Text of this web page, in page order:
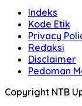
Indeks
Kode Etik
Privacy
Redaksi
Disclaimer
Pedoman
Copyright NTB